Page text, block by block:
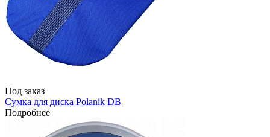
Под заказ
Сумка для диска Polanik DB
Подробнее